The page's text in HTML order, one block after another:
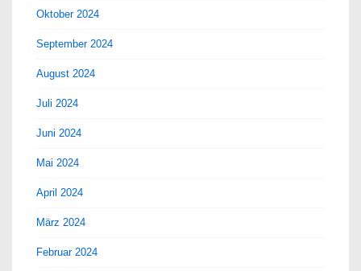
Oktober 2024
September 2024
August 2024
Juli 2024
Juni 2024
Mai 2024
April 2024
März 2024
Februar 2024